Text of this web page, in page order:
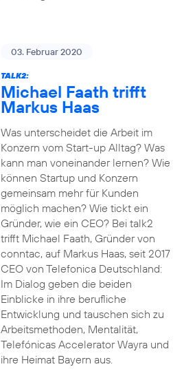
03. Februar 2020
TALK2:
Michael Faath trifft
Markus Haas
Was unterscheidet die Arbeit im
Konzern vom Start-up Alltag? Was
kann man voneinander lernen? Wie
können Startup und Konzern
gemeinsam mehr für Kunden
möglich machen? Wie tickt ein
Gründer, wie ein CEO? Bei talk2
trifft Michael Faath, Gründer von
conntac, auf Markus Haas, seit 2017
CEO von Telefonica Deutschland:
Im Dialog geben die beiden
Einblicke in ihre berufliche
Entwicklung und tauschen sich zu
Arbeitsmethoden, Mentalität,
Telefónicas Accelerator Wayra und
ihre Heimat Bayern aus.